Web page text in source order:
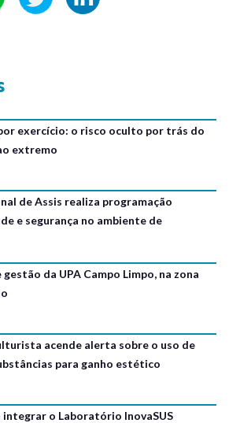
exercício: o risco oculto por trás do
extremo
de Assis realiza programação
e segurança no ambiente de
gestão da UPA Campo Limpo, na zona
acende alerta sobre o uso de
para ganho estético
integrar o Laboratório InovaSUS